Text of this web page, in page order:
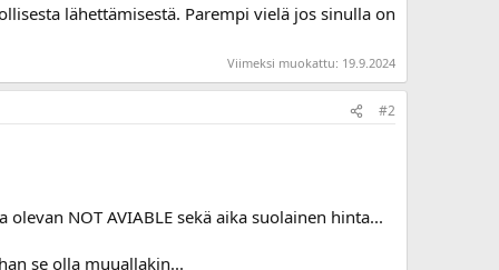
lähettämisestä. Parempi vielä jos sinulla on
Viimeksi muokattu: 19.9.2024
#2
NOT AVIABLE sekä aika suolainen hinta...
se olla muuallakin...